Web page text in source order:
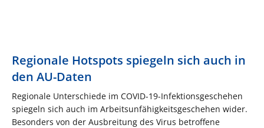
Regionale Hotspots spiegeln sich auch in
den AU-Daten
Regionale Unterschiede im COVID-19-Infektionsgeschehen
spiegeln sich auch im Arbeitsunfähigkeitsgeschehen wider.
Besonders von der Ausbreitung des Virus betroffene